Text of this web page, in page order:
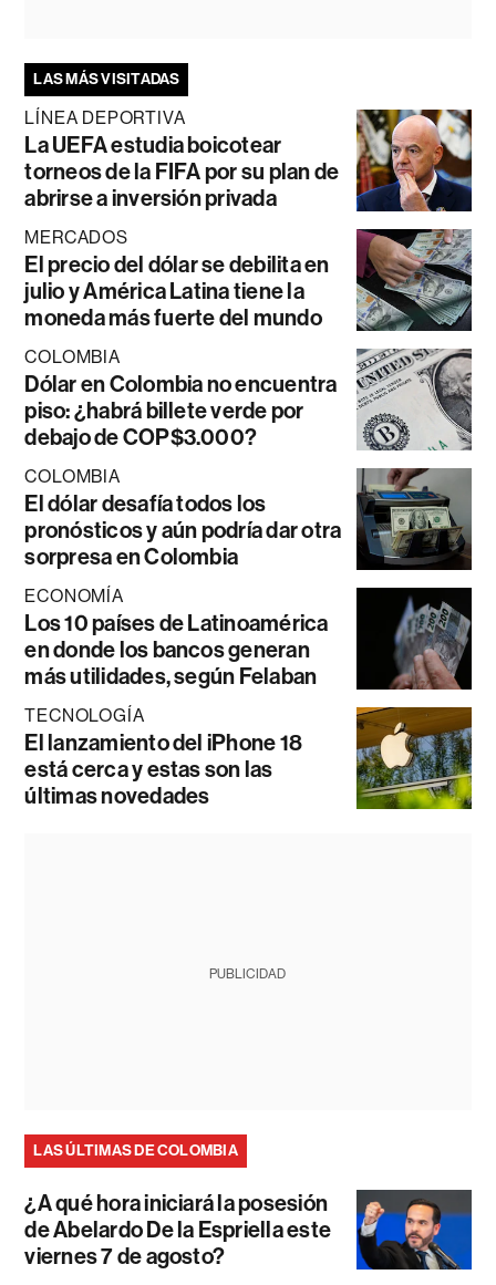
LAS MÁS VISITADAS
LÍNEA DEPORTIVA
La UEFA estudia boicotear
torneos de la FIFA por su plan de
abrirse a inversión privada
MERCADOS
El precio del dólar se debilita en
julio y América Latina tiene la
moneda más fuerte del mundo
COLOMBIA
Dólar en Colombia no encuentra
piso: ¿habrá billete verde por
debajo de COP$3.000?
COLOMBIA
El dólar desafía todos los
pronósticos y aún podría dar otra
sorpresa en Colombia
ECONOMÍA
Los 10 países de Latinoamérica
en donde los bancos generan
más utilidades, según Felaban
TECNOLOGÍA
El lanzamiento del iPhone 18
está cerca y estas son las
últimas novedades
PUBLICIDAD
LAS ÚLTIMAS DE COLOMBIA
¿A qué hora iniciará la posesión
de Abelardo De la Espriella este
viernes 7 de agosto?